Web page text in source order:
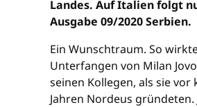
Landes. Auf Italien folgt
Ausgabe 09/2020 Serbien.
Ein Wunschtraum. So
Unterfangen von Milan
seinen Kollegen, als sie vor
Jahren Nordeus gründeten.